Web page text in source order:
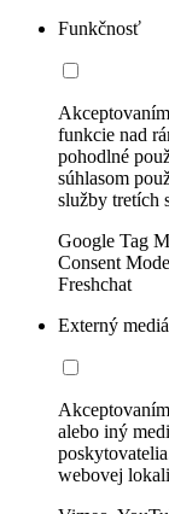
Funkčnosť
funkcie nad
pohodlné
súhlasom
služby tretích
Google Tag
Consent
Freshchat
Externý
alebo iný
webovej